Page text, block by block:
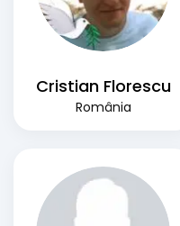
Cristian Florescu
România